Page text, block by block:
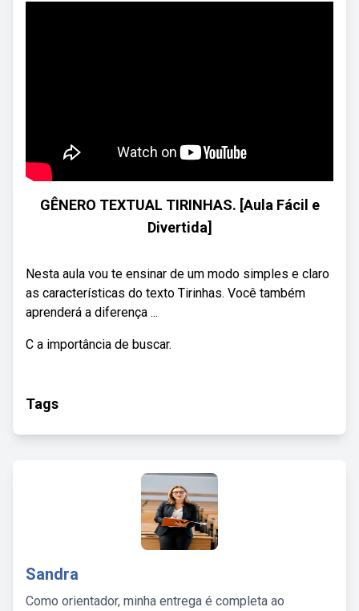
GÊNERO TEXTUAL TIRINHAS. [Aula Fácil e
Divertida]
Nesta aula vou te ensinar de um modo simples e claro
as características do texto Tirinhas. Você também
aprenderá a diferença ...
C a importância de buscar.
Tags
Sandra
Como orientador, minha entrega é completa ao